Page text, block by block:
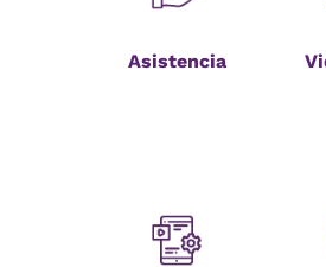
Asistencia